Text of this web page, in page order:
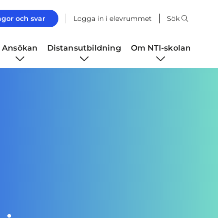
och svar Logga in i elevrummet Sök
Ansökan Distansutbildning Om NTI-skolan